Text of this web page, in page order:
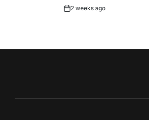
Post2 weeks ago